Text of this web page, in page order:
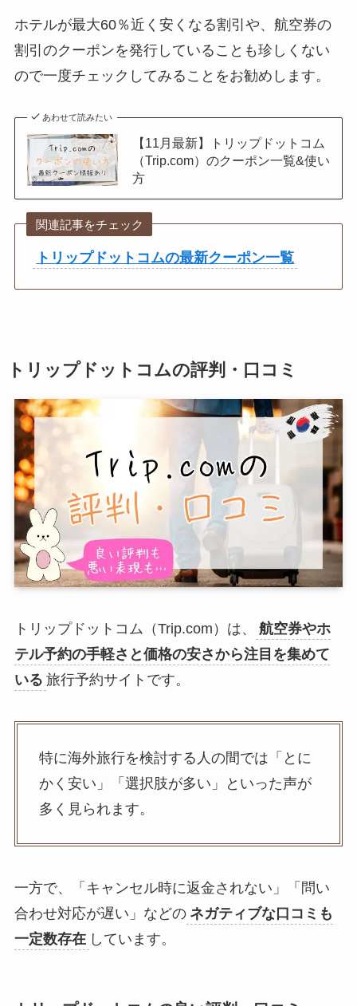
ホテルが最大60％近く安くなる割引や、航空券の
割引のクーポンを発行していることも珍しくない
ので一度チェックしてみることをお勧めします。
あわせて読みたい
【11月最新】トリップドットコム
（Trip.com）のクーポン一覧&使い
方
関連記事をチェック
トリップドットコムの最新クーポン一覧
トリップドットコムの評判・口コミ
トリップドットコム（Trip.com）は、
航空券やホ
テル予約の手軽さと価格の安さから注目を集めて
いる 旅行予約サイトです。
特に海外旅行を検討する人の間では「とに
かく安い」「選択肢が多い」といった声が
多く見られます。
一方で、「キャンセル時に返金されない」「問い
合わせ対応が遅い」などの ネガティブな口コミも
一定数存在 しています。